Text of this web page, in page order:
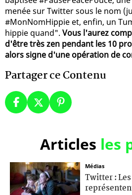
menée sur Twitter sous le nom
#MonNomHippie et, enfin, un
hippie quand". Vous l'aurez
d'être très zen pendant les 10
alors signe d'une opération de
Partager ce Contenu
Articles les
Médias
Twitter : Les